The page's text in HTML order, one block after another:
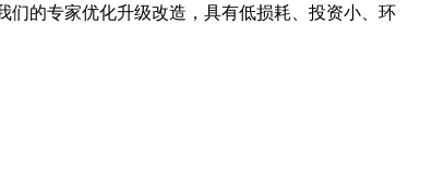
们的专家优化升级改造，具有低损耗、投资小、环